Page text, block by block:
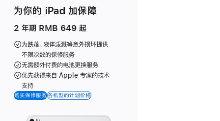
为你的 iPad 加保障
2 年期 RMB 649 起
为跌落、液体泼溅等意外损坏提供
不限次数的保修服务
无需额外付费的电池更换服务
优先获得来自 Apple 专家的技术
支持
购买保修服务各机型的计划价格